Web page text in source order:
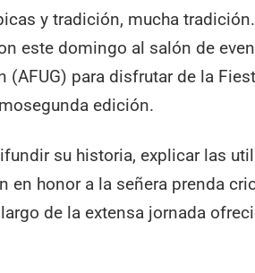
y tradición, mucha
este domingo al salón de
(AFUG) para disfrutar de la
edición.
su historia, explicar las
en honor a la señera prenda
de la extensa jornada